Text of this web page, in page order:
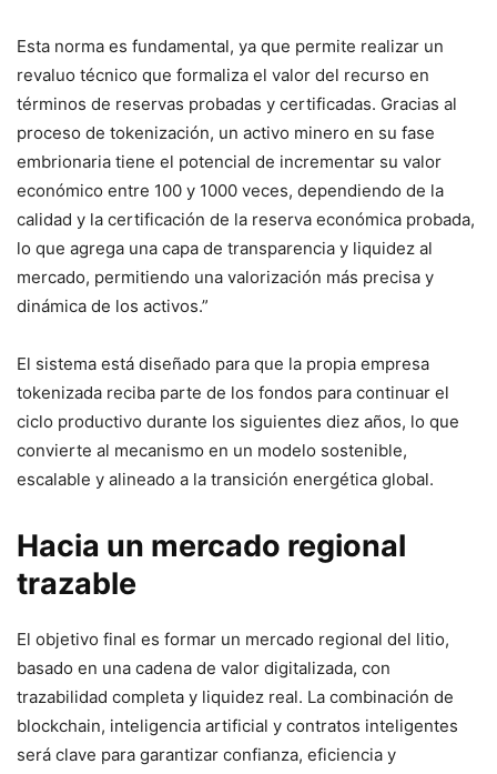
Esta norma es fundamental, ya que permite realizar un
revaluo técnico que formaliza el valor del recurso en
términos de reservas probadas y certificadas. Gracias al
proceso de tokenización, un activo minero en su fase
embrionaria tiene el potencial de incrementar su valor
económico entre 100 y 1000 veces, dependiendo de la
calidad y la certificación de la reserva económica probada,
lo que agrega una capa de transparencia y liquidez al
mercado, permitiendo una valorización más precisa y
dinámica de los activos.”
El sistema está diseñado para que la propia empresa
tokenizada reciba parte de los fondos para continuar el
ciclo productivo durante los siguientes diez años, lo que
convierte al mecanismo en un modelo sostenible,
escalable y alineado a la transición energética global.
Hacia un mercado regional
trazable
El objetivo final es formar un mercado regional del litio,
basado en una cadena de valor digitalizada, con
trazabilidad completa y liquidez real. La combinación de
blockchain, inteligencia artificial y contratos inteligentes
será clave para garantizar confianza, eficiencia y